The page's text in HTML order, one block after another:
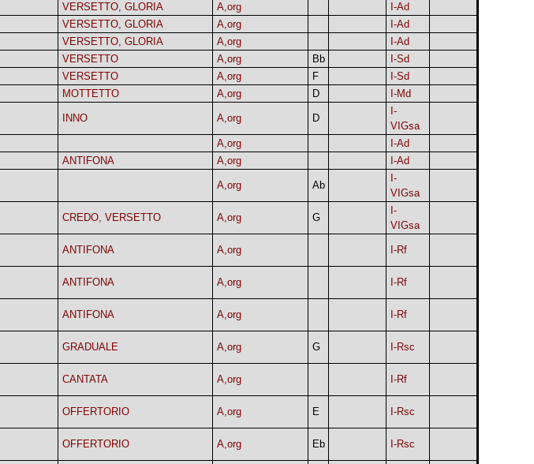
VERSETTO, GLORIA A,org
I-Ad
VERSETTO, GLORIA A,org
I-Ad
VERSETTO, GLORIA A,org
I-Ad
VERSETTO A,org Bb
I-Sd
VERSETTO A,org F
I-Sd
MOTTETTO A,org D I-Md
INNO A,org D
I-
VIGsa
A,org
I-Ad
ANTIFONA A,org I-Ad
A,org Ab
I-
VIGsa
CREDO, VERSETTO A,org G
I-
VIGsa
ANTIFONA A,org I-Rf
ANTIFONA A,org I-Rf
ANTIFONA A,org I-Rf
GRADUALE A,org G I-Rsc
CANTATA A,org I-Rf
OFFERTORIO A,org E I-Rsc
OFFERTORIO A,org Eb I-Rsc